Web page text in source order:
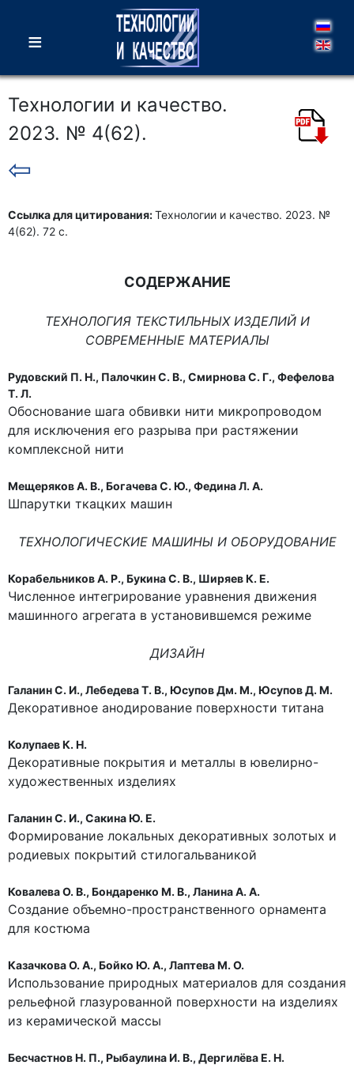
≡
Технологии и качество.
2023. № 4(62).
⇦
Ссылка для цитирования:Технологии и качество. 2023. №
4(62). 72 c.
СОДЕРЖАНИЕ
ТЕХНОЛОГИЯ ТЕКСТИЛЬНЫХ ИЗДЕЛИЙ И
СОВРЕМЕННЫЕ МАТЕРИАЛЫ
Рудовский П. Н., Палочкин С. В., Смирнова С. Г., Фефелова
Т. Л.
Обоснование шага обвивки нити микропроводом
для исключения его разрыва при растяжении
комплексной нити
Мещеряков А. В., Богачева С. Ю., Федина Л. А.
Шпарутки ткацких машин
ТЕХНОЛОГИЧЕСКИЕ МАШИНЫ И ОБОРУДОВАНИЕ
Корабельников А. Р., Букина С. В., Ширяев К. Е.
Численное интегрирование уравнения движения
машинного агрегата в установившемся режиме
ДИЗАЙН
Галанин С. И., Лебедева Т. В., Юсупов Дм. М., Юсупов Д. М.
Декоративное анодирование поверхности титана
Колупаев К. Н.
Декоративные покрытия и металлы в ювелирно-
художественных изделиях
Галанин С. И., Сакина Ю. Е.
Формирование локальных декоративных золотых и
родиевых покрытий стилогальваникой
Ковалева О. В., Бондаренко М. В., Ланина А. А.
Создание объемно-пространственного орнамента
для костюма
Казачкова О. А., Бойко Ю. А., Лаптева М. О.
Использование природных материалов для создания
рельефной глазурованной поверхности на изделиях
из керамической массы
Бесчастнов Н. П., Рыбаулина И. В., Дергилёва Е. Н.